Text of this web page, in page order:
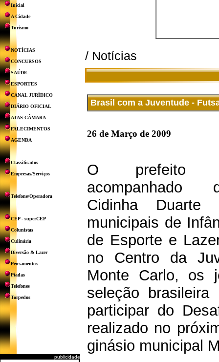
Inicial
A Cidade
Turismo
NOTÍCIAS
CONCURSOS
SAÚDE
ESPORTES
CANAL JURÍDICO
DIÁRIO OFICIAL
ATAS CÂMARA
FALECIMENTOS
AGENDA
Classificados
Empresas/Serviços
Telefone/Operadora
CEP - superCEP
Colunistas
Culinária
Diversão & Lazer
Pensamentos
Piadas
Telefones
Torpedos
publicidade
/ Notícias
Brasil com a Juventude -
26 de Março de 2009
O prefeito
acompanhado
Cidinha
municipais de
de Esporte e
no Centro da
Monte Carlo, os
seleção
participar do
realizado no
ginásio municipal